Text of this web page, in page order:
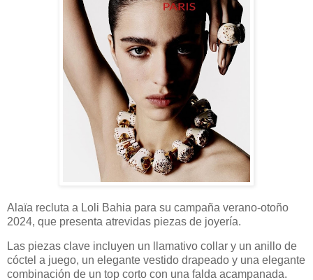
Alaïa recluta a Loli Bahia para su campaña verano-otoño
2024, que presenta atrevidas piezas de joyería.
Las piezas clave incluyen un llamativo collar y un anillo de
cóctel a juego, un elegante vestido drapeado y una elegante
combinación de un top corto con una falda acampanada.